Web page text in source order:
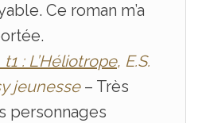
Ce roman m’a
: L’Héliotrope, E.S.
jeunesse– Très
personnages